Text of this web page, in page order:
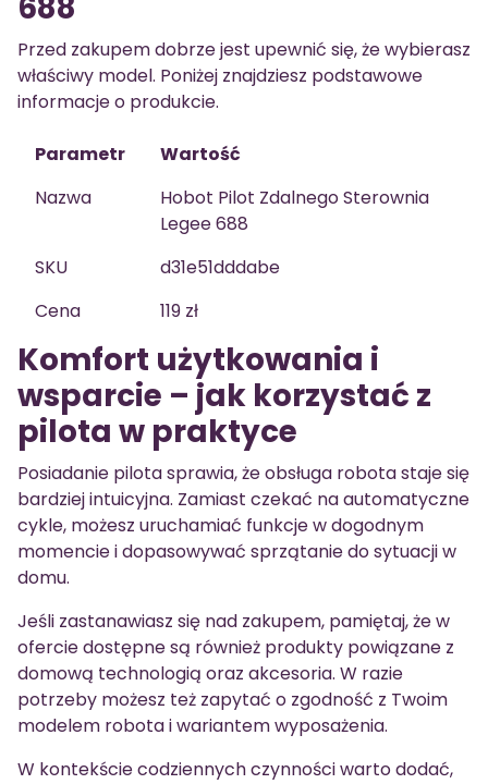
688
Przed zakupem dobrze jest upewnić się, że wybierasz
właściwy model. Poniżej znajdziesz podstawowe
informacje o produkcie.
Parametr
Wartość
Nazwa
Hobot Pilot Zdalnego Sterownia
Legee 688
SKU
d31e51dddabe
Cena
119 zł
Komfort użytkowania i
wsparcie – jak korzystać z
pilota w praktyce
Posiadanie pilota sprawia, że obsługa robota staje się
bardziej intuicyjna. Zamiast czekać na automatyczne
cykle, możesz uruchamiać funkcje w dogodnym
momencie i dopasowywać sprzątanie do sytuacji w
domu.
Jeśli zastanawiasz się nad zakupem, pamiętaj, że w
ofercie dostępne są również produkty powiązane z
domową technologią oraz akcesoria. W razie
potrzeby możesz też zapytać o zgodność z Twoim
modelem robota i wariantem wyposażenia.
W kontekście codziennych czynności warto dodać,